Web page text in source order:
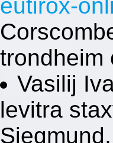
eutirox-
trondheim
Vasilij
levitra